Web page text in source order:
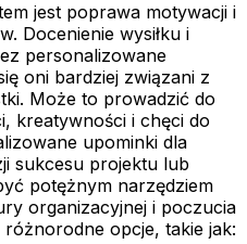
jest poprawa motywacji i
Docenienie wysiłku i
personalizowane
oni bardziej związani z
Może to prowadzić do
kreatywności i chęci do
upominki dla
sukcesu projektu lub
potężnym narzędziem
organizacyjnej i poczucia
opcje, takie jak: